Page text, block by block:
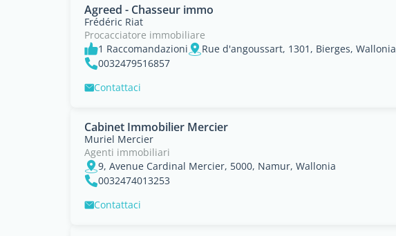
Agreed - Chasseur immo
Frédéric Riat
Procacciatore immobiliare
1 Raccomandazioni
Rue d'angoussart, 1301, Bierges, Wallonia
0032479516857
Contattaci
Cabinet Immobilier Mercier
Muriel Mercier
Agenti immobiliari
9, Avenue Cardinal Mercier, 5000, Namur, Wallonia
0032474013253
Contattaci